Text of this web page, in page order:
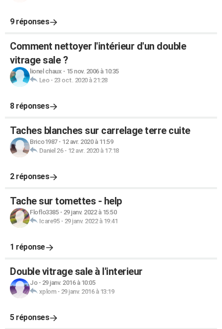
9 réponses
Comment nettoyer l'intérieur d'un double
vitrage sale ?
lionel chaux - 15 nov. 2006 à 10:35
Leo- 23 oct. 2020 à 21:28
8 réponses
Taches blanches sur carrelage terre cuite
Brico1987- 12 avr. 2020 à 11:59
Daniel 26- 12 avr. 2020 à 17:18
2 réponses
Tache sur tomettes - help
Floflo3385- 29 janv. 2022 à 15:50
Icare95- 29 janv. 2022 à 19:41
1 réponse
Double vitrage sale à l'interieur
Jo- 29 janv. 2016 à 10:05
xplom- 29 janv. 2016 à 13:19
5 réponses